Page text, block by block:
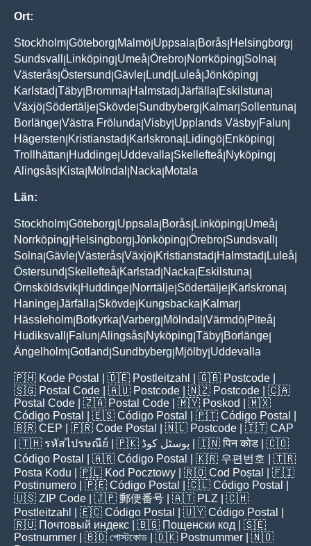
Ort:
Stockholm Göteborg Malmö Uppsala Borås Helsingborg
Sundsvall
Linköping Umeå Örebro Norrköping Solna
Västerås Östersund Gävle Lund Luleå Jönköping
Karlstad Täby Bromma Halmstad Järfälla Eskilstuna
Växjö Södertälje Skövde Sundbyberg Kalmar Sollentuna
Borlänge Västra Frölunda Visby Upplands Väsby Falun
Hägersten Kristianstad Karlskrona Lidingö Enköping
Trollhättan Huddinge Uddevalla Skellefteå Nyköping
Alingsås Kista Mölndal Nacka Motala
Län:
Stockholm Göteborg Uppsala Borås Linköping Umeå
Norrköping Helsingborg Jönköping Örebro Sundsvall
Solna Gävle Västerås Växjö Kristianstad Halmstad Luleå
Östersund Skellefteå Karlstad Nacka Eskilstuna
Örnsköldsvik Huddinge Norrtälje Södertälje Karlskrona
Haninge Järfälla Skövde Kungsbacka Kalmar
Hässleholm Botkyrka Varberg Mölndal Värmdö Piteå
Hudiksvall
Falun Alingsås Nyköping Täby Borlänge
Ängelholm Gotland Sundbyberg Mjölby Uddevalla
🇵🇭 Kode Postal | 🇩🇪 Postleitzahl | 🇬🇧 Postcode
🇸🇬 Postal Code | 🇦🇺 Postcode | 🇳🇿 Postcode | 🇨🇦
Postal Code | 🇿🇦 Postal Code | 🇲🇾 Poskod
| 🇲🇽
Código Postal
| 🇪🇸 Código Postal | 🇵🇹 Código Postal
🇧🇷 CEP | 🇫🇷 Code Postal | 🇳🇱 Postcode | 🇮🇹 CAP
| 🇹🇭 รหัสไปรษณีย์ | 🇵🇰 پوسٹل کوڈ | 🇮🇳पिन कोड | 🇨🇴
Código Postal
| 🇦🇷 Código Postal | 🇰🇷 우편번호
| 🇹🇷
Posta Kodu | 🇵🇱 Kod Pocztowy | 🇷🇴 Cod Poștal
| 🇫🇮
Postinumero | 🇵🇪 Código Postal | 🇨🇱 Código Postal
🇺🇸 ZIP Code | 🇯🇵 郵便番号 | 🇦🇹 PLZ | 🇨🇭
Postleitzahl
| 🇪🇨 Código Postal | 🇺🇾 Código Postal
🇷🇺 Почтовый индекс | 🇧🇬 Пощенски код | 🇸🇪
Postnummer | 🇧🇩 পোস্টকোড | 🇩🇰 Postnummer | 🇳🇴